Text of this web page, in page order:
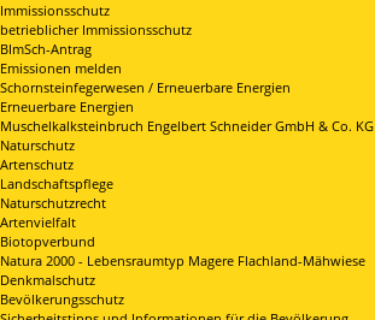
Immissionsschutz
betrieblicher Immissionsschutz
BImSch-Antrag
Emissionen melden
Schornsteinfegerwesen / Erneuerbare Energien
Erneuerbare Energien
Muschelkalksteinbruch Engelbert Schneider GmbH & Co. KG
Naturschutz
Artenschutz
Landschaftspflege
Naturschutzrecht
Artenvielfalt
Biotopverbund
Natura 2000 - Lebensraumtyp Magere Flachland-Mähwiese
Denkmalschutz
Bevölkerungsschutz